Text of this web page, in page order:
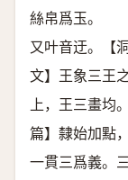
絲帛爲玉。
又叶音迂。【
文】王象三王
上，王三畫均
篇】隸始加點
一貫三爲義。